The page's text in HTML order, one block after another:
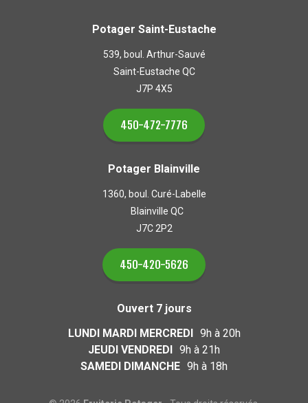
Potager Saint-Eustache
539, boul. Arthur-Sauvé
Saint-Eustache QC
J7P 4X5
450-472-7776
Potager Blainville
1360, boul. Curé-Labelle
Blainville QC
J7C 2P2
450-420-5626
Ouvert 7 jours
LUNDI MARDI MERCREDI 9h à 20h
JEUDI VENDREDI 9h à 21h
SAMEDI DIMANCHE 9h à 18h